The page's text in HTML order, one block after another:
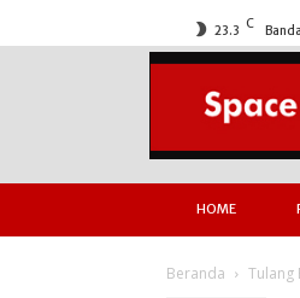
23.3 C
HOME
Beranda Tulang